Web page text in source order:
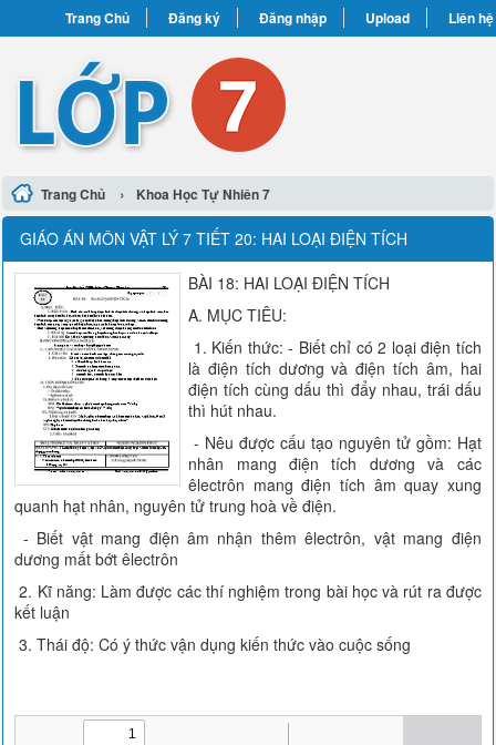
Trang Chủ Đăng ký Đăng nhập Upload Liên hệ
Trang Chủ › Khoa Học Tự Nhiên 7
GIÁO ÁN MÔN VẬT LÝ 7 TIẾT 20: HAI LOẠI ĐIỆN TÍCH
BÀI 18: HAI LOẠI ĐIỆN TÍCH
A. MỤC TIÊU:
1. Kiến thức: - Biết chỉ có 2 loại điện tích
là điện tích dương và điện tích âm, hai
điện tích cùng dấu thì đẩy nhau, trái dấu
thì hút nhau.
- Nêu được cấu tạo nguyên tử gồm: Hạt
nhân mang điện tích dương và các
êlectrôn mang điện tích âm quay xung
quanh hạt nhân, nguyên tử trung hoà về điện.
- Biết vật mang điện âm nhận thêm êlectrôn, vật mang điện
dương mất bớt êlectrôn
2. Kĩ năng: Làm được các thí nghiệm trong bài học và rút ra được
kết luận
3. Thái độ: Có ý thức vận dụng kiến thức vào cuộc sống